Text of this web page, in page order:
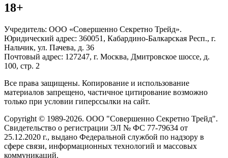
18+
Учредитель: ООО «Совершенно Секретно Трейд».
Юридический адрес: 360051, Кабардино-Балкарская Респ., г.
Нальчик, ул. Пачева, д. 36
Почтовый адрес: 127247, г. Москва, Дмитровское шоссе, д.
100, стр. 2
Все права защищены. Копирование и использование
материалов запрещено, частичное цитирование возможно
только при условии гиперссылки на сайт.
Copyright © 1989-2026. ООО "Совершенно Секретно Трейд".
Свидетельство о регистрации ЭЛ № ФС 77-79634 от
25.12.2020 г., выдано Федеральной службой по надзору в
сфере связи, информационных технологий и массовых
коммуникаций.